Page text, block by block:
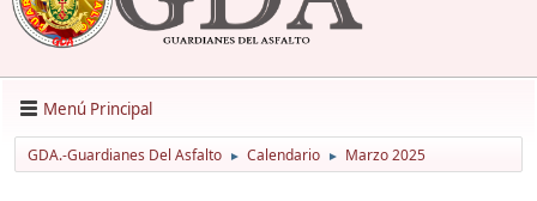
Menú Principal
GDA.-Guardianes Del Asfalto ► Calendario ► Marzo 2025